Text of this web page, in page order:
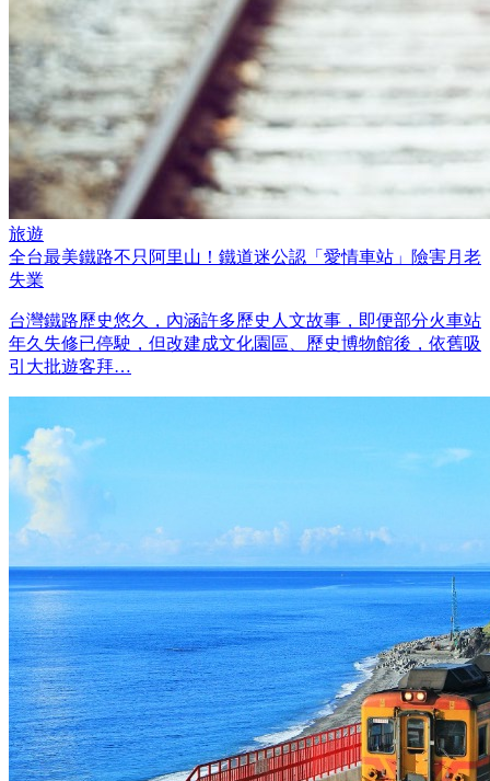
旅遊
全台最美鐵路不只阿里山！鐵道迷公認「愛情車站」險害月老
失業
台灣鐵路歷史悠久，內涵許多歷史人文故事，即便部分火車站
年久失修已停駛，但改建成文化園區、歷史博物館後，依舊吸
引大批遊客拜…